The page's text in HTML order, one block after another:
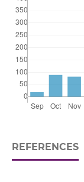
REFERENCES